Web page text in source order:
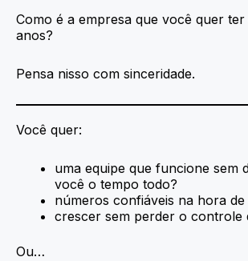
Como é a empresa que você quer ter
anos?
Pensa nisso com sinceridade.
Você quer:
uma equipe que funcione sem
você o tempo todo?
números confiáveis na hora de
crescer sem perder o controle
Ou…